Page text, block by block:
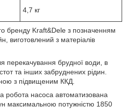
4,7 кг
бренду Kraft&Dele з позначенням
виготовлений з матеріалів
перекачування брудної води, в
та інших забруднених рідин.
з підвищеним ККД.
робота насоса автоматизована
максимальною потужністю 1850